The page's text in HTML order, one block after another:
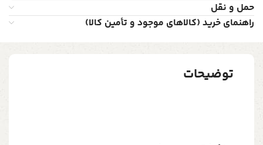
حمل و نقل
راهنمای خرید (کالاهای موجود و تأمین کالا)
توضیحات